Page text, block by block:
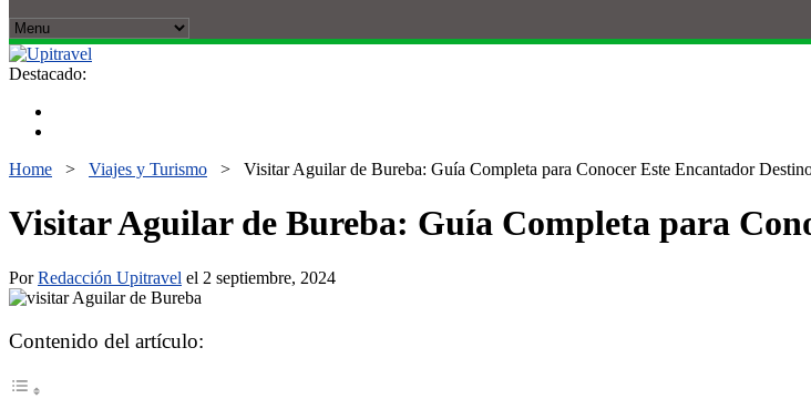
Destacado:
Home > Viajes y Turismo > Visitar Aguilar de Bureba: Guía Completa para Conocer Este Encantador
Visitar Aguilar de Bureba: Guía Completa para
PorRedacción Upitravel el 2 septiembre, 2024
Contenido del artículo: